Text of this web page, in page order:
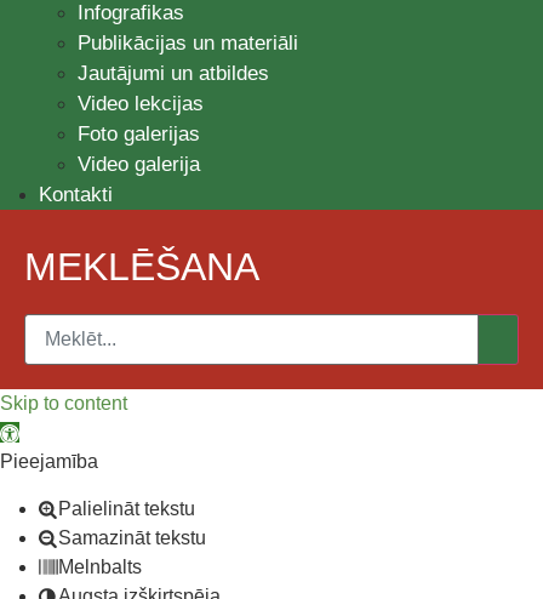
Infografikas
Publikācijas un materiāli
Jautājumi un atbildes
Video lekcijas
Foto galerijas
Video galerija
Kontakti
MEKLĒŠANA
Skip to content
Open toolbar
Pieejamība
Palielināt tekstu
Samazināt tekstu
Melnbalts